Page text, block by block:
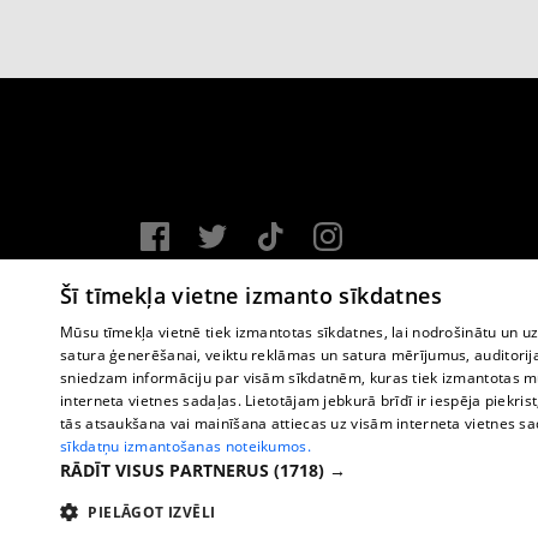
Vortal assistance service: e-mail -
Copyright © 2004-2026 SIA HELIO MEDIA.
All rights reserved.
Šī tīmekļa vietne izmanto sīkdatnes
Mūsu tīmekļa vietnē tiek izmantotas sīkdatnes, lai nodrošinātu un
satura ģenerēšanai, veiktu reklāmas un satura mērījumus,
sniedzam informāciju par visām sīkdatnēm, kuras tiek izmantotas
interneta vietnes sadaļas. Lietotājam jebkurā brīdī ir iespēja
tās atsaukšana vai mainīšana attiecas uz visām interneta vietnes
sīkdatņu izmantošanas noteikumos.
RĀDĪT VISUS PARTNERUS (1718) →
PIELĀGOT IZVĒLI